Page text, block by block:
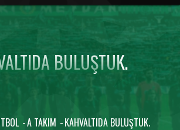
BULUŞTUK.
A TAKIM KAHVALTIDA BULUŞTUK.